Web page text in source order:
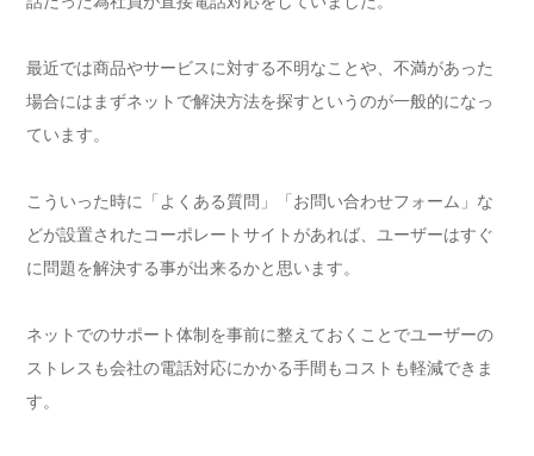
最近では商品やサービスに対する不明なことや、不満があった
場合にはまずネットで解決方法を探すというのが一般的になっ
ています。
こういった時に「よくある質問」「お問い合わせフォーム」な
どが設置されたコーポレートサイトがあれば、ユーザーはすぐ
に問題を解決する事が出来るかと思います。
ネットでのサポート体制を事前に整えておくことでユーザーの
ストレスも会社の電話対応にかかる手間もコストも軽減できま
す。